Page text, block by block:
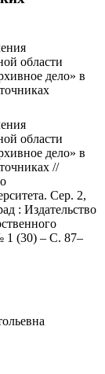
области
дело» в
области
дело» в
//
Сер. 2,
: Издательство
1 (30) – С. 87–